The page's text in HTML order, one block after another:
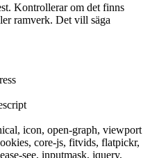
Kontrollerar om det finns
ramverk. Det vill säga
icon, open-graph, viewport
core-js, fitvids, flatpickr,
see, inputmask, jquery,